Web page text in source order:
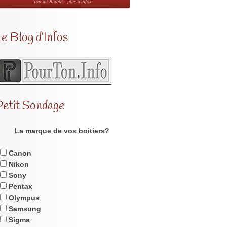
Blog d’Infos
Sondage
La marque de vos boitiers?
Canon
Nikon
Sony
Pentax
Olympus
Samsung
Sigma